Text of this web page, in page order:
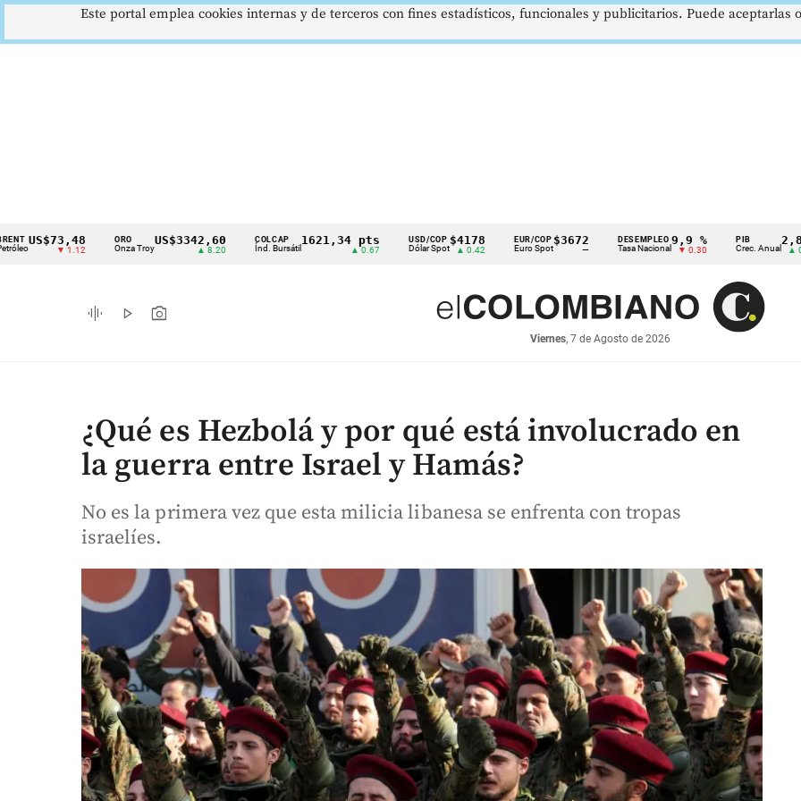
Cintillo
indicadores
económicos
▼ 1.12
ORO
Onza Troy
US$3342,60 COLCAP
Índ. Bursátil
1621,34 pts USD/COP
Dólar Spot
$4178
▲ 0.42
EUR/COP
Euro Spot
$3672
—
DESEMPLEO
Tasa Nacional
9,9 %
▼ 0.30
PIB
Crec. Anual
2,8 %
▲ 0.10
graphic_eq play_arrow photo_camera
Viernes, 7 de Agosto de 2026
¿Qué es Hezbolá y por qué está involucrado en
la guerra entre Israel y Hamás?
No es la primera vez que esta milicia libanesa se enfrenta con tropas
israelíes.
Este portal emplea cookies internas y de terceros con fines estadísticos, funcionales y publicitarios. Puede aceptarlas